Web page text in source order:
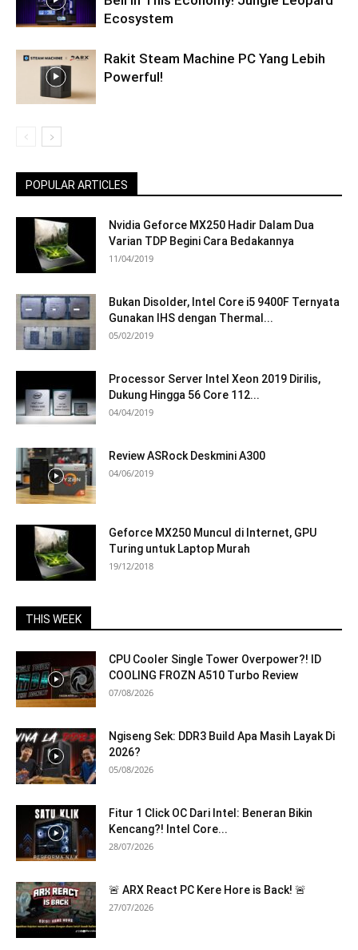
Ecosystem
Rakit Steam Machine PC Yang Lebih
Powerful!
POPULAR ARTICLES
Nvidia Geforce MX250 Hadir Dalam Dua
Varian TDP Begini Cara Bedakannya
11/04/2019
Bukan Disolder, Intel Core i5 9400F Ternyata
Gunakan IHS dengan Thermal...
05/02/2019
Processor Server Intel Xeon 2019 Dirilis,
Dukung Hingga 56 Core 112...
04/04/2019
Review ASRock Deskmini A300
04/06/2019
Geforce MX250 Muncul di Internet, GPU
Turing untuk Laptop Murah
19/12/2018
THIS WEEK
CPU Cooler Single Tower Overpower?! ID
COOLING FROZN A510 Turbo Review
07/08/2026
Ngiseng Sek: DDR3 Build Apa Masih Layak Di
2026?
05/08/2026
Fitur 1 Click OC Dari Intel: Beneran Bikin
Kencang?! Intel Core...
28/07/2026
🚨 ARX React PC Kere Hore is Back! 🚨
27/07/2026